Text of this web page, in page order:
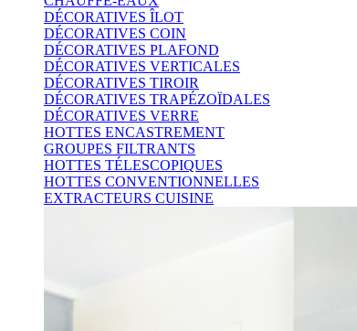
DÉCORATIVES ÎLOT
DÉCORATIVES COIN
DÉCORATIVES PLAFOND
DÉCORATIVES VERTICALES
DÉCORATIVES TIROIR
DÉCORATIVES TRAPÉZOÏDALES
DÉCORATIVES VERRE
HOTTES ENCASTREMENT
GROUPES FILTRANTS
HOTTES TÉLESCOPIQUES
HOTTES CONVENTIONNELLES
EXTRACTEURS CUISINE